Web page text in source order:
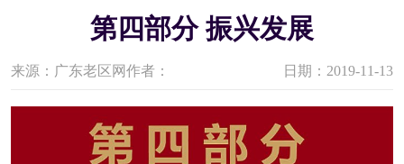
第四部分 振兴发展
来源：广东老区网作者： 日期：2019-11-13